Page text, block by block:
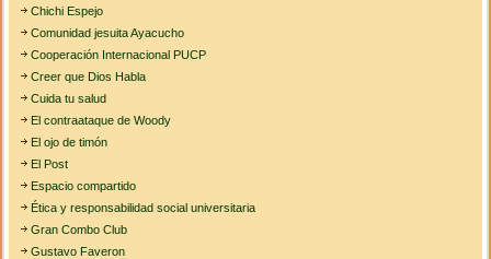
Chichi Espejo
Comunidad jesuita Ayacucho
Cooperación Internacional PUCP
Creer que Dios Habla
Cuida tu salud
El contraataque de Woody
El ojo de timón
El Post
Espacio compartido
Ética y responsabilidad social universitaria
Gran Combo Club
Gustavo Faveron